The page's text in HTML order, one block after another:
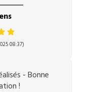
08:37)
- Bonne
!